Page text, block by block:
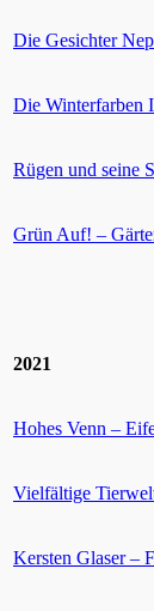
Die Gesichter
Die Winterfarben
Rügen und seine
Grün Auf! –
2021
Hohes Venn –
Vielfältige
Kersten Glaser –